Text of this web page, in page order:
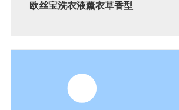
欧丝宝洗衣液薰衣草香型